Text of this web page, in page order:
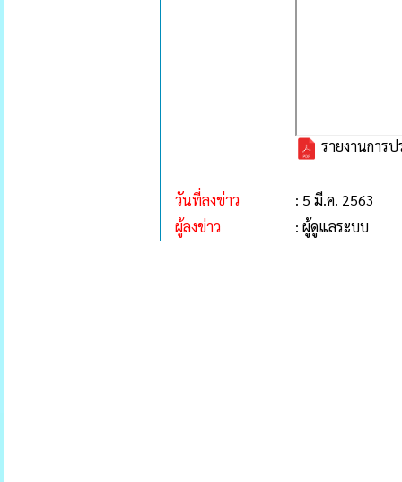
รายงานการ
วันที่ลงข่าว
: 5 มี.ค. 2563
ผู้ลงข่าว
: ผู้ดูแลระบบ